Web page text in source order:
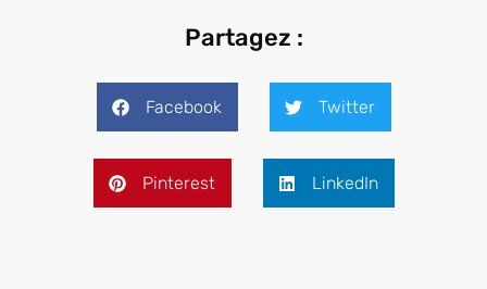
suréquiper
Partagez :
Facebook Twitter
Pinterest LinkedIn